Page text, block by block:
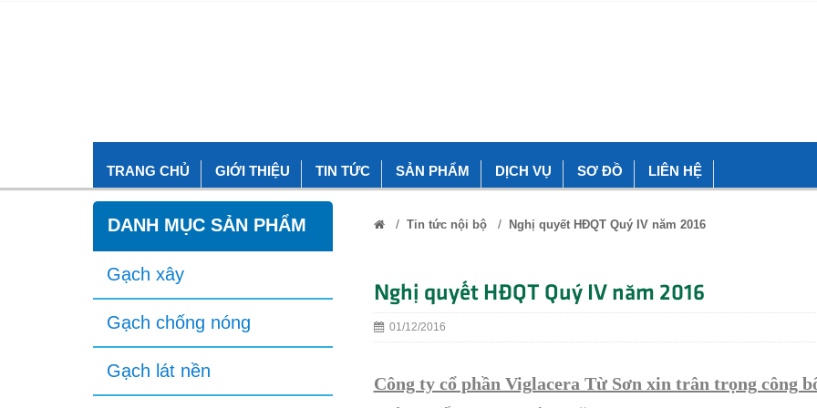
TRANG CHỦ GIỚI THIỆU TIN TỨC SẢN PHẨM DỊCH VỤ SƠ ĐỒ LIÊN HỆ
DANH MỤC SẢN PHẨM
Gạch xây
Gạch chống nóng
Gạch lát nền
/ Tin tức nội bộ/ Nghị quyết HĐQT Quý IV năm 2016
Nghị quyết HĐQT Quý IV năm 2016
01/12/2016
Công ty cổ phần Viglacera Từ Sơn xin trân trọng công